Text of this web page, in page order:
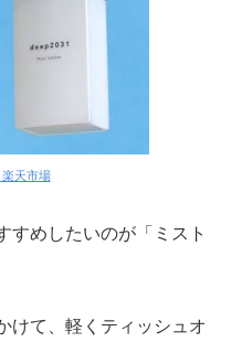
天市場
すめしたいのが「ミスト
けて、軽くティッシュオ